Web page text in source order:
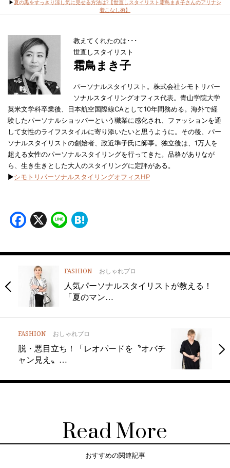
▶夏の黒をすっきり涼し気に見せる方法は?【世直しスタイリスト霜鳥まき子さんのアリナシ
着こなし術】
教えてくれたのは･･･
世直しスタイリスト
霜鳥まき子
パーソナルスタイリスト。株式会社シモトリパー
ソナルスタイリングオフィス代表。青山学院大学
英米文学科卒業後、日本航空国際線CAとして10年間務める。海外で経
験したパーソナルショッパーという職業に感化され、ファッションを通
して女性のライフスタイルに寄り添いたいと思うように。その後、パー
ソナルスタイリストの創始者、政近準子氏に師事。独立後は、1万人を
超える女性のパーソナルスタイリングを行ってきた。品格がありなが
ら、生き生きとした大人のスタイリングに定評がある。
▶シモトリパーソナルスタイリングオフィスHP
Facebook
X Line
FASHION おしゃれプロ
人気パーソナルスタイリストが教える！
「夏のマン…
FASHION おしゃれプロ
脱・悪目立ち！「レオパードを〝オバチ
ャン見え〟…
Read More
おすすめの関連記事